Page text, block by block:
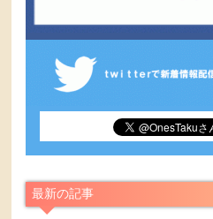
最新の記事